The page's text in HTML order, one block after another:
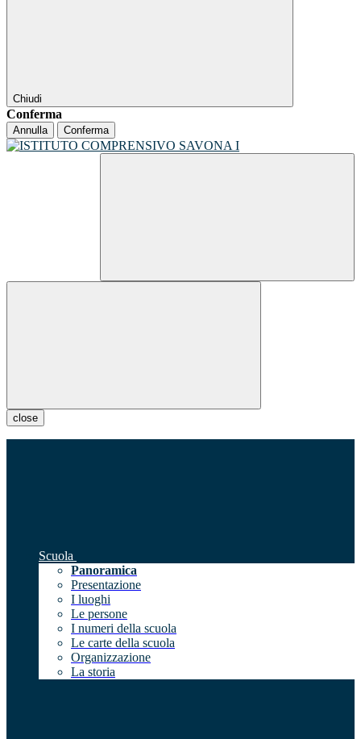
Chiudi
Conferma
Annulla Conferma
close
Scuola
Panoramica
Presentazione
I luoghi
Le persone
I numeri della scuola
Le carte della scuola
Organizzazione
La storia